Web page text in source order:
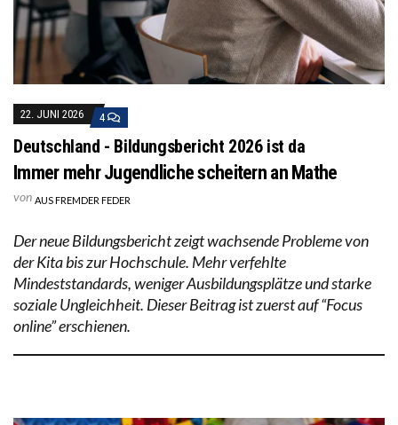
22. JUNI 2026 4
Deutschland - Bildungsbericht 2026 ist da
Immer mehr Jugendliche scheitern an Mathe
von AUS FREMDER FEDER
Der neue Bildungsbericht zeigt wachsende Probleme von
der Kita bis zur Hochschule. Mehr verfehlte
Mindeststandards, weniger Ausbildungsplätze und starke
soziale Ungleichheit. Dieser Beitrag ist zuerst auf “Focus
online” erschienen.